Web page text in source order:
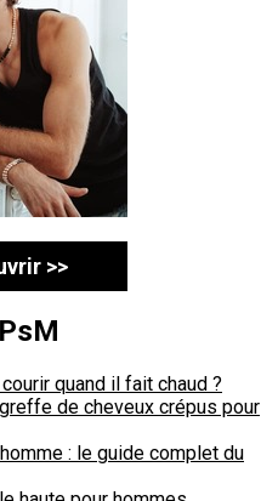
>>
quand il fait chaud ?
de cheveux crépus pour
: le guide complet du